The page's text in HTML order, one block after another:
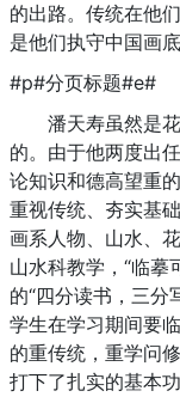
的出路。传统在他
是他们执守中国画
#p#分页标题#e#
潘天寿虽然是花
的。由于他两度出
论知识和德高望重
重视传统、夯实基
画系人物、山水、
山水科教学，“临摹
的“四分读书，三分
学生在学习期间要
的重传统，重学问
打下了扎实的基本